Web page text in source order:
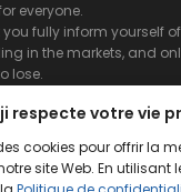
respecte votre vie
cookies pour offrir la
site Web. En utilisant
everyone.
fully inform yourself of
in the markets, and
lose.
guarantee the results
based on the
site and its
in the use that may